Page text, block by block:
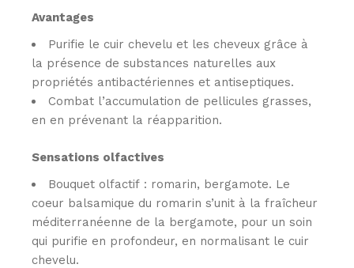
Avantages
Purifie le cuir chevelu et les cheveux grâce à
la présence de substances naturelles aux
propriétés antibactériennes et antiseptiques.
Combat l’accumulation de pellicules grasses,
en en prévenant la réapparition.
Sensations olfactives
Bouquet olfactif : romarin, bergamote. Le
coeur balsamique du romarin s’unit à la fraîcheur
méditerranéenne de la bergamote, pour un soin
qui purifie en profondeur, en normalisant le cuir
chevelu.